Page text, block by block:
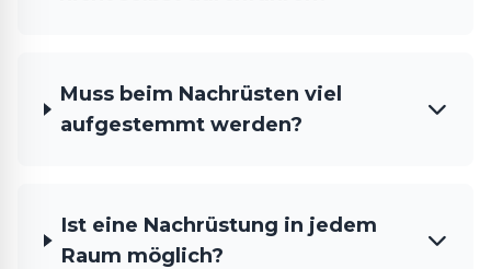
Muss beim Nachrüsten viel
aufgestemmt werden?
Ist eine Nachrüstung in jedem
Raum möglich?